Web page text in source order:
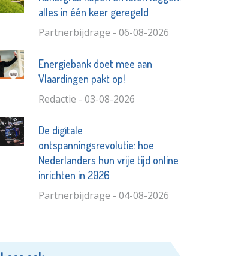
alles in één keer geregeld
Partnerbijdrage - 06-08-2026
Energiebank doet mee aan
Vlaardingen pakt op!
Redactie - 03-08-2026
De digitale
ontspanningsrevolutie: hoe
Nederlanders hun vrije tijd online
inrichten in 2026
Partnerbijdrage - 04-08-2026